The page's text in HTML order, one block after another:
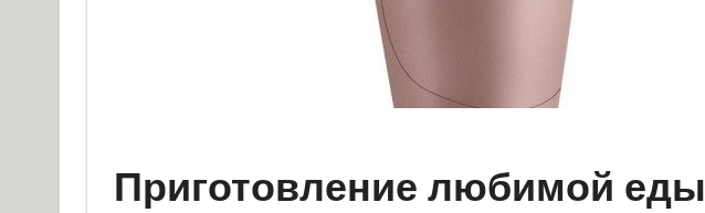
Приготовление любимой еды